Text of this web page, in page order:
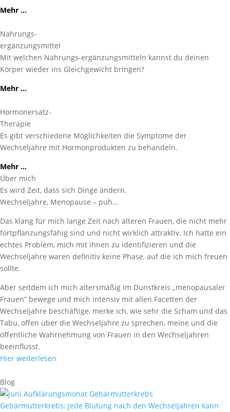
Mehr …
Nahrungs-
ergänzungsmittel
Mit welchen Nahrungs-ergänzungsmitteln kannst du deinen
Körper wieder ins Gleichgewicht bringen?
Mehr …
Hormonersatz-
Therapie
Es gibt verschiedene Möglichkeiten die Symptome der
Wechseljahre mit Hormonprodukten zu behandeln.
Mehr …
Über mich
Es wird Zeit, dass sich Dinge ändern.
Wechseljahre, Menopause – puh…
Das klang für mich lange Zeit nach älteren Frauen, die nicht mehr
fortpflanzungsfähig sind und nicht wirklich attraktiv. Ich hatte ein
echtes Problem, mich mit ihnen zu identifizieren und die
Wechseljahre waren definitiv keine Phase, auf die ich mich freuen
sollte.
Aber seitdem ich mich altersmäßig im Dunstkreis „menopausaler
Frauen“ bewege und mich intensiv mit allen Facetten der
Wechseljahre beschäftige, merke ich, wie sehr die Scham und das
Tabu, offen über die Wechseljahre zu sprechen, meine und die
öffentliche Wahrnehmung von Frauen in den Wechseljahren
beeinflusst.
Hier weiterlesen
Blog
Gebärmutterkrebs: Jede Blutung nach den Wechseljahren kann